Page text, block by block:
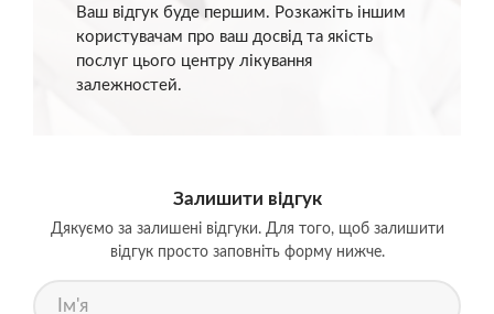
Ваш відгук буде першим. Розкажіть іншим
користувачам про ваш досвід та якість
послуг цього центру лікування
залежностей.
Залишити відгук
Дякуємо за залишені відгуки. Для того, щоб залишити
відгук просто заповніть форму нижче.